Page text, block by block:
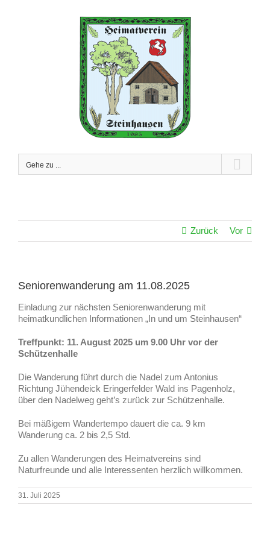
Gehe zu ...
Zurück Vor
Seniorenwanderung am 11.08.2025
Einladung zur nächsten Seniorenwanderung mit
heimatkundlichen Informationen „In und um Steinhausen“
Treffpunkt: 11. August 2025 um 9.00 Uhr vor der
Schützenhalle
Die Wanderung führt durch die Nadel zum Antonius
Richtung Jühendeick Eringerfelder Wald ins Pagenholz,
über den Nadelweg geht’s zurück zur Schützenhalle.
Bei mäßigem Wandertempo dauert die ca. 9 km
Wanderung ca. 2 bis 2,5 Std.
Zu allen Wanderungen des Heimatvereins sind
Naturfreunde und alle Interessenten herzlich willkommen.
31. Juli 2025